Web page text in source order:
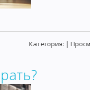
Категория: |